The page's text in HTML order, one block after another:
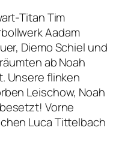
Titan Tim
Aadam
Diemo Schiel und
ab Noah
Unsere flinken
Leischow, Noah
Vorne
Luca Tittelbach